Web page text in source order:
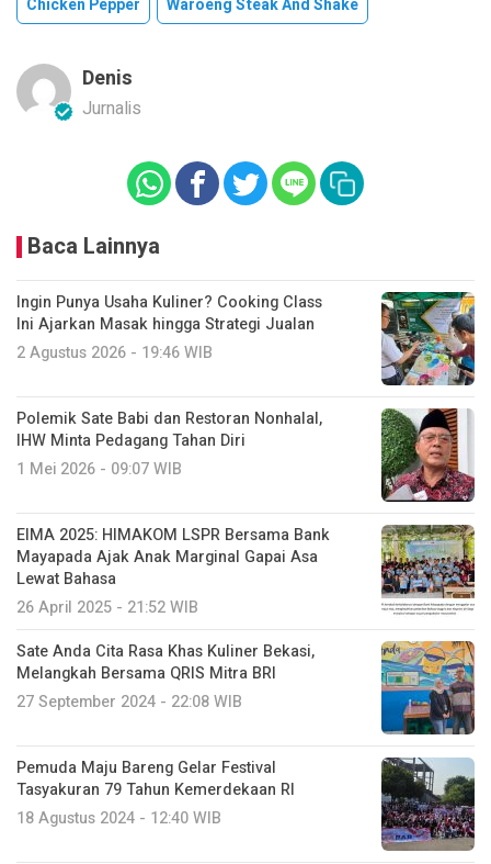
Chicken Pepper Waroeng Steak And Shake
Denis
Jurnalis
Baca Lainnya
Ingin Punya Usaha Kuliner? Cooking Class
Ini Ajarkan Masak hingga Strategi Jualan
2 Agustus 2026 - 19:46 WIB
Polemik Sate Babi dan Restoran Nonhalal,
IHW Minta Pedagang Tahan Diri
1 Mei 2026 - 09:07 WIB
EIMA 2025: HIMAKOM LSPR Bersama Bank
Mayapada Ajak Anak Marginal Gapai Asa
Lewat Bahasa
26 April 2025 - 21:52 WIB
Sate Anda Cita Rasa Khas Kuliner Bekasi,
Melangkah Bersama QRIS Mitra BRI
27 September 2024 - 22:08 WIB
Pemuda Maju Bareng Gelar Festival
Tasyakuran 79 Tahun Kemerdekaan RI
18 Agustus 2024 - 12:40 WIB